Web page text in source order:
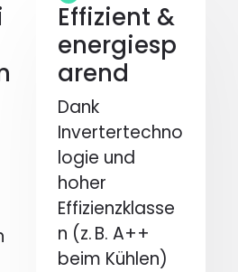
Effizient &
energiesp
arend
Dank
Invertertechno
logie und
hoher
Effizienzklasse
n (z. B. A++
beim Kühlen)